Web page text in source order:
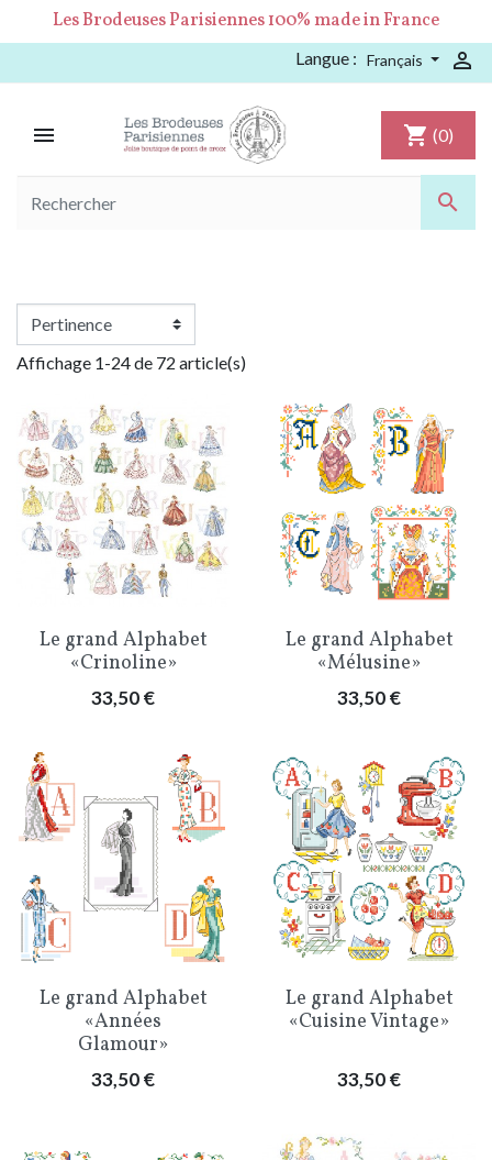
Les Brodeuses Parisiennes 100% made in France
Langue : Français 


shopping_cart (0)
Affichage 1-24 de 72 article(s)
Le grand Alphabet
«Crinoline»
Prix
33,50 €
Le grand Alphabet
«Mélusine»
Prix
33,50 €
Le grand Alphabet
«Années
Glamour»
Prix
33,50 €
Le grand Alphabet
«Cuisine Vintage»
Prix
33,50 €